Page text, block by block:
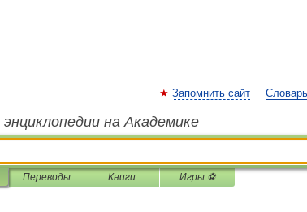
Запомнить сайт
на Академике
Переводы Книги Игры ⚽